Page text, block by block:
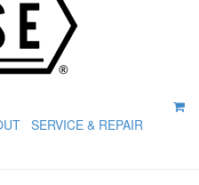
SERVICE & REPAIR